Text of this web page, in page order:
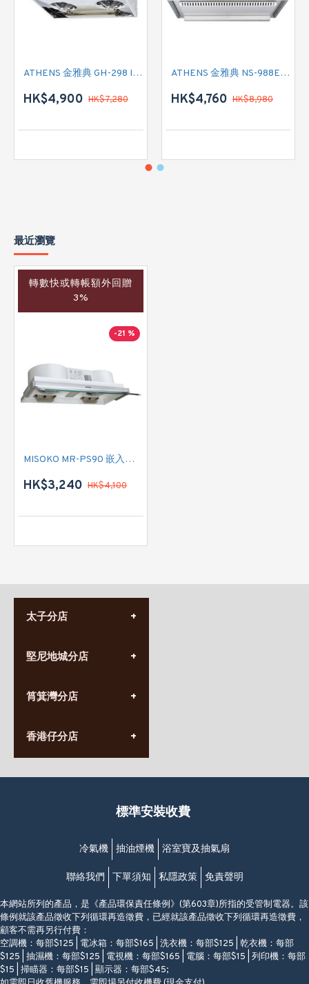
ATHENS 金雅典 GH-298 IEC 標準抽油煙機
HK$4,900 HK$7,280
ATHENS 金雅典 NS-988EH 標準抽油煙機
HK$4,760 HK$8,980
最近瀏覽
轉數快或轉帳額外回贈
3%
-21 %
MISOKO MR-PS90 嵌入式抽油煙機
HK$3,240 HK$4,100
太子分店
營業時間:
九龍太子太子道西141號
堅尼地城分店
營業時間:
香港堅尼地城卑路乍街
(堅尼地城地鐵站B出口)
筲箕灣分店
營業時間:
(10:00am-20:30pm)
香港仔分店
營業時間:
香港香港仔成都道20-28號
(黃竹坑地鐵站轉4M專線小巴)
標準安裝收費
冷氣機 抽油煙機 浴室寶及抽氣扇
聯絡我們 下單須知 私隱政策 免責聲明
本網站所列的產品，是《產品環保責任條例》(第603章)所指的受管制電器。該
條例就該產品徵收下列循環再造徵費，已經就該產品徵收下列循環再造徵費，
顧客不需再另行付費：
空調機：每部$125 | 電冰箱：每部$165 | 洗衣機：每部$125 | 乾衣機：每部
$125 | 抽濕機：每部$125 | 電視機：每部$165 | 電腦：每部$15 | 列印機：每部
$15 | 掃瞄器：每部$15 | 顯示器：每部$45;